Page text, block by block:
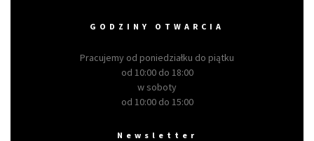
GODZINY OTWARCIA
Pracujemy od poniedziałku do piątku
od 10:00 do 18:00
w soboty
od 10:00 do 15:00
Newsletter